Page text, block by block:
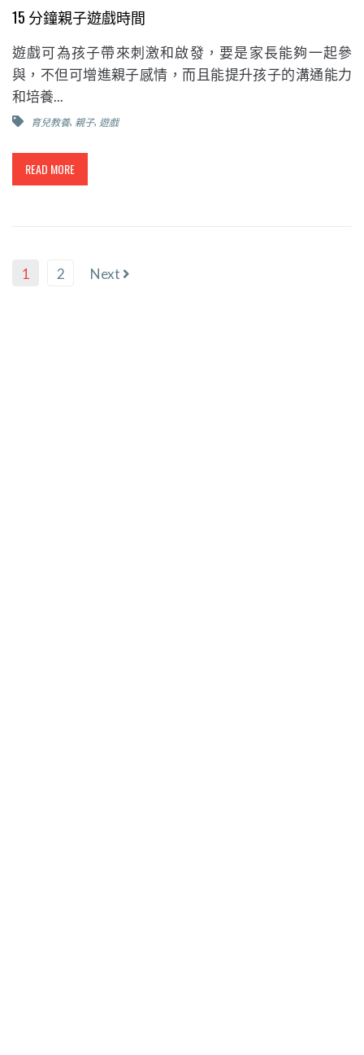
15 分鐘親子遊戲時間
遊戲可為孩子帶來刺激和啟發，要是家長能夠一起參
與，不但可增進親子感情，而且能提升孩子的溝通能力
和培養...
育兒教養, 親子, 遊戲
READ MORE
1 2 Next